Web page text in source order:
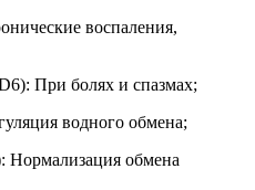
воспаления,
При болях и спазмах;
водного обмена;
Нормализация обмена